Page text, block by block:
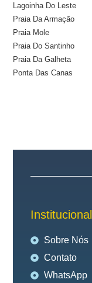
Lagoinha Do Leste
Praia Da Armação
Praia Mole
Praia Do Santinho
Praia Da Galheta
Ponta Das Canas
Institucional
Sobre Nós
Contato
WhatsApp